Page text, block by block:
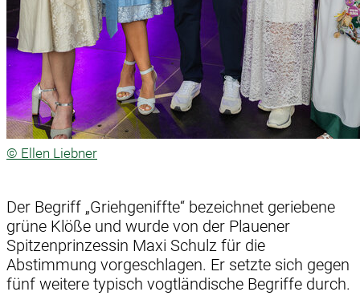
© Ellen Liebner
Der Begriff „Griehgeniffte“ bezeichnet geriebene
grüne Klöße und wurde von der Plauener
Spitzenprinzessin Maxi Schulz für die
Abstimmung vorgeschlagen. Er setzte sich gegen
fünf weitere typisch vogtländische Begriffe durch.